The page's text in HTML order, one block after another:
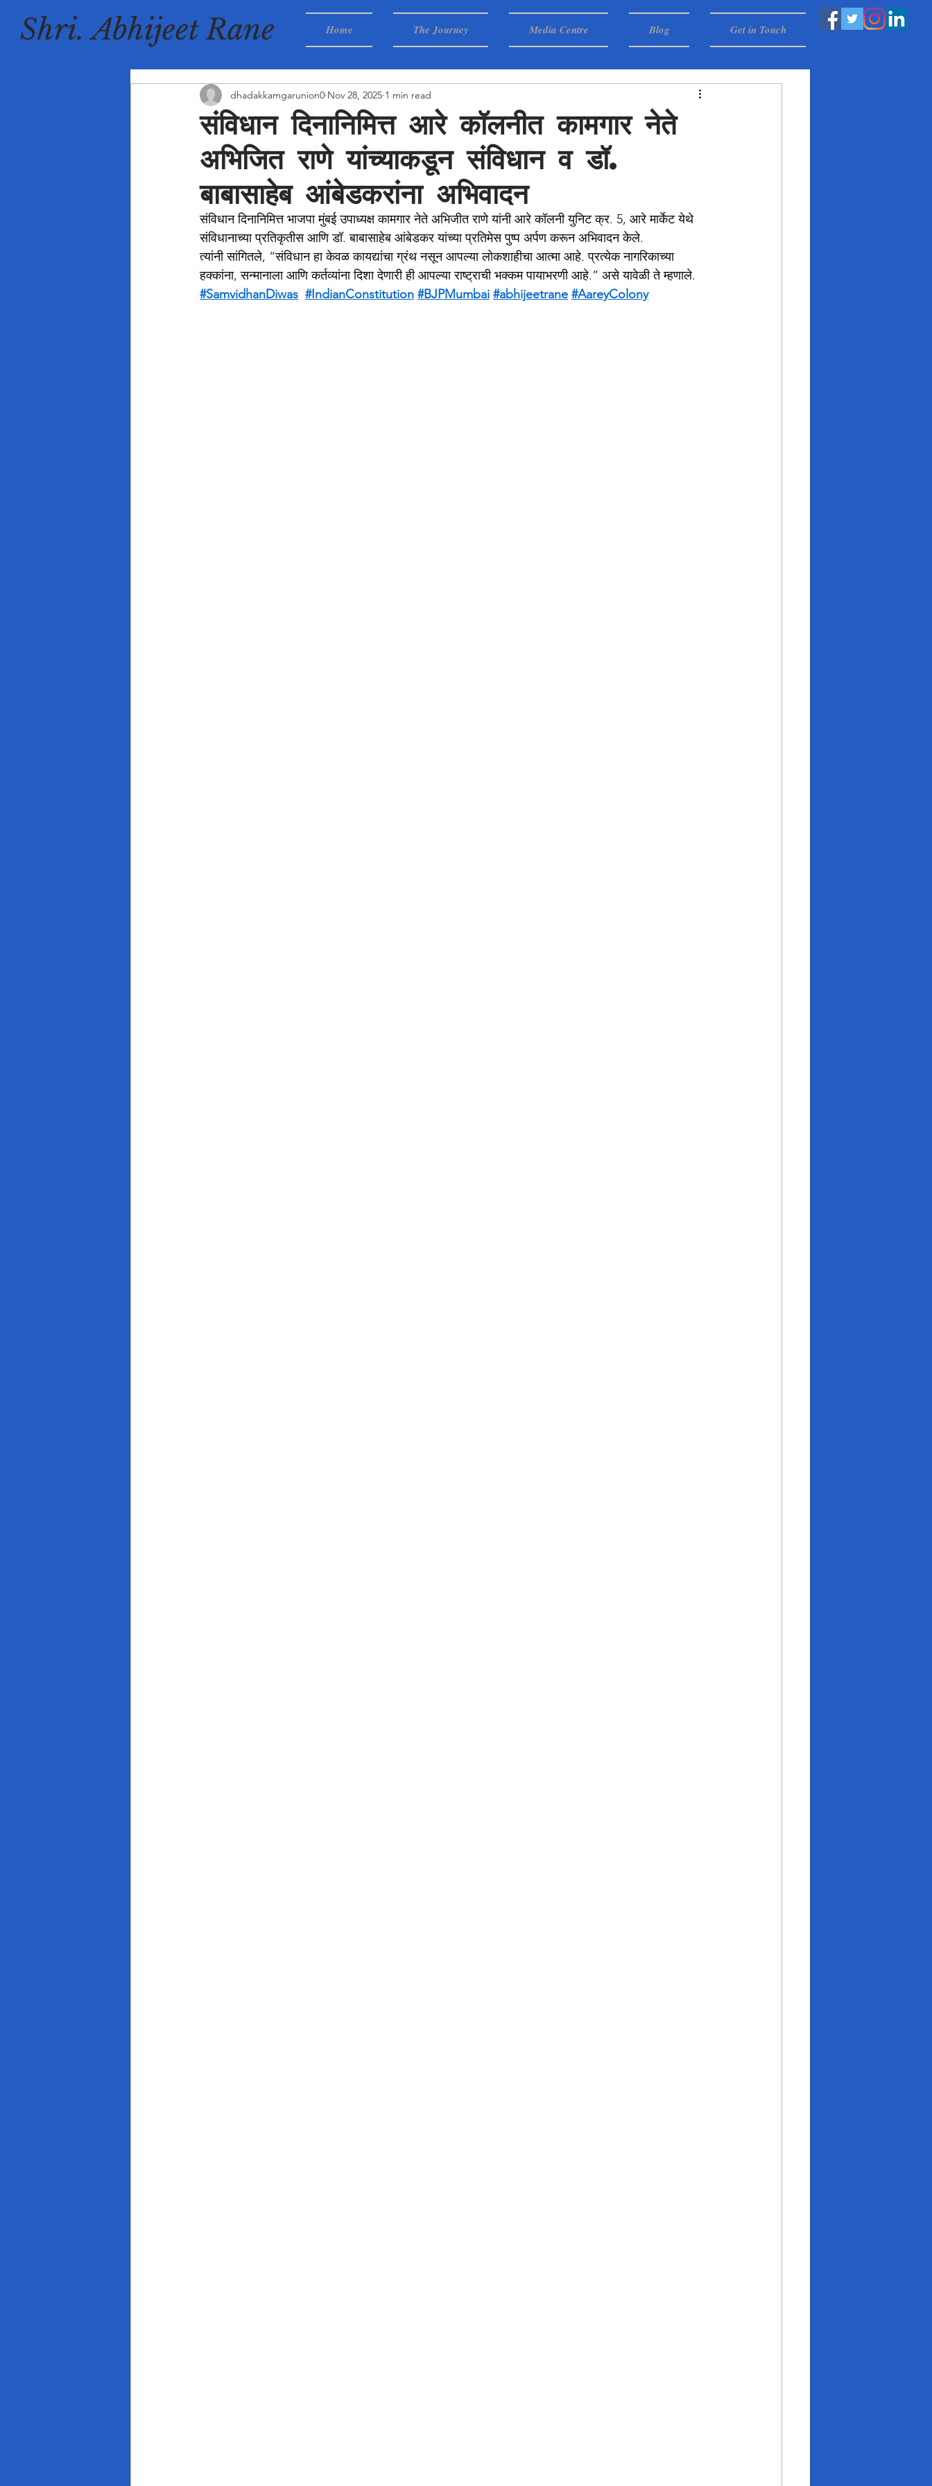
Shri. Abhijeet Rane Home The Journey Media Centre Blog Get in Touch
संविधान दिनानिमित्त आरे कॉलनीत कामगार नेते
अभिजित राणे यांच्याकडून संविधान व डॉ.
बाबासाहेब आंबेडकरांना अभिवादन
dhadakkamgarunion0 Nov 28, 2025 1 min read
संविधान दिनानिमित्त भाजपा मुंबई उपाध्यक्ष कामगार नेते अभिजीत राणे यांनी आरे कॉलनी युनिट क्र. 5, आरे मार्केट येथे
संविधानाच्या प्रतिकृतीस आणि डॉ. बाबासाहेब आंबेडकर यांच्या प्रतिमेस पुष्प अर्पण करून अभिवादन केले.
त्यांनी सांगितले, “संविधान हा केवळ कायद्यांचा ग्रंथ नसून आपल्या लोकशाहीचा आत्मा आहे. प्रत्येक नागरिकाच्या
हक्कांना, सन्मानाला आणि कर्तव्यांना दिशा देणारी ही आपल्या राष्ट्राची भक्कम पायाभरणी आहे.” असे यावेळी ते म्हणाले.
#SamvidhanDiwas #IndianConstitution #BJPMumbai #abhijeetrane #AareyColony